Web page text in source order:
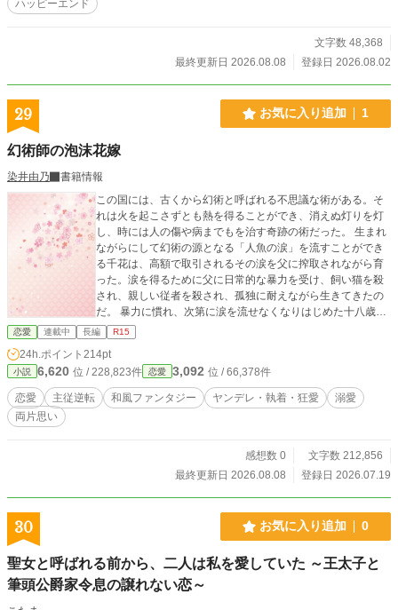
ハッピーエンド
文字数 48,368
最終更新日 2026.08.08
登録日 2026.08.02
29 お気に入り追加 1
幻術師の泡沫花嫁
染井由乃
書籍情報
この国には、古くから幻術と呼ばれる不思議な術がある。そ
れは火を起こさずとも熱を得ることができ、消えぬ灯りを灯
し、時には人の傷や病までもを治す奇跡の術だった。 生まれ
ながらにして幻術の源となる「人魚の涙」を流すことができ
る千花は、高額で取引されるその涙を父に搾取されながら育
った。涙を得るために父に日常的な暴力を受け、飼い猫を殺
され、親しい従者を殺され、孤独に耐えながら生きてきたの
だ。 暴力に慣れ、次第に涙を流せなくなりはじめた十八歳の
春、父の散財により没落寸前となった家を立て直すため、千
花に身売り同然の縁談が持ち込まれる。 相手は帝都で名を馳
せる幻術師であり、六年前に父に殺されたはずの元従者・朔
だった。彼は、自分を殺しかけ、ごみのように捨てた浅海家
と千花への復讐のために、千花を妻として買い取りに来たの
だった。 「あなたはこれから死ぬまでずっと、ぼくのそばで
語。 ※他サイトにも投稿しています。
恋愛 連載中 長編 R15
24h.ポイント 214pt
小説 6,620 位 / 228,823件 恋愛 3,092 位 / 66,378件
恋愛 主従逆転 和風ファンタジー ヤンデレ・執着・狂愛
溺愛
両片思い
感想数 0
文字数 212,856
最終更新日 2026.08.08
登録日 2026.07.19
30 お気に入り追加 0
聖女と呼ばれる前から、二人は私を愛していた ～王太子と
筆頭公爵家令息の譲れない恋～